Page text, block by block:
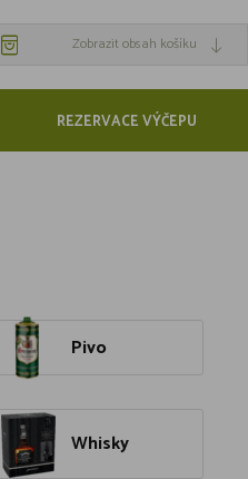
Zobrazit obsah košíku
REZERVACE VÝČEPU
Pivo
Whisky